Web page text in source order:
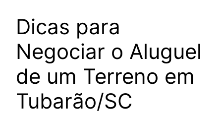
Dicas para
Negociar o Aluguel
de um Terreno em
Tubarão/SC